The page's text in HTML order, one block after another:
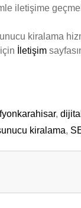
iletişime
kiralama
İletişim
,
kiralama,